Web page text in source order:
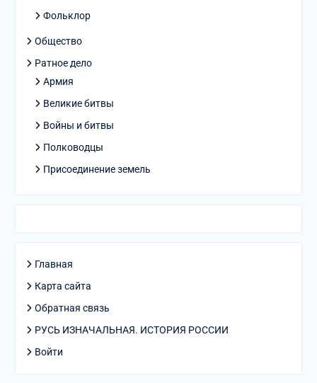
Фольклор
Общество
Ратное дело
Армия
Великие битвы
Войны и битвы
Полководцы
Присоединение земель
Главная
Карта сайта
Обратная связь
РУСЬ ИЗНАЧАЛЬНАЯ. ИСТОРИЯ РОССИИ
Войти